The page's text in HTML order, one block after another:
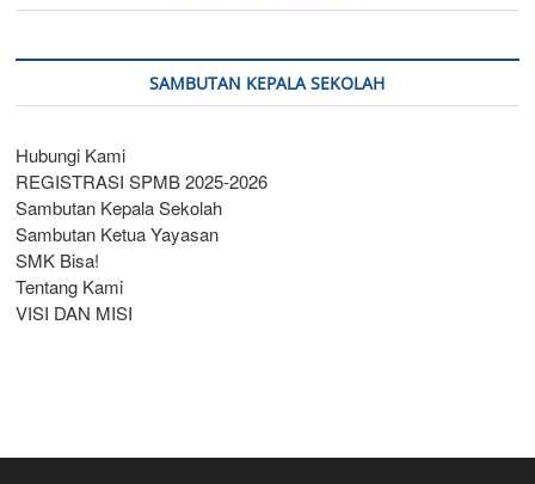
SAMBUTAN KEPALA SEKOLAH
Hubungi Kami
REGISTRASI SPMB 2025-2026
Sambutan Kepala Sekolah
Sambutan Ketua Yayasan
SMK Bisa!
Tentang Kami
VISI DAN MISI